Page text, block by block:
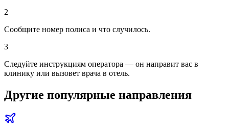
2
Сообщите номер полиса и что случилось.
3
Следуйте инструкциям оператора — он направит вас в
клинику или вызовет врача в отель.
Другие популярные направления